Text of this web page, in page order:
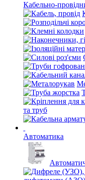
Кабельно-
та труб
Автоматика